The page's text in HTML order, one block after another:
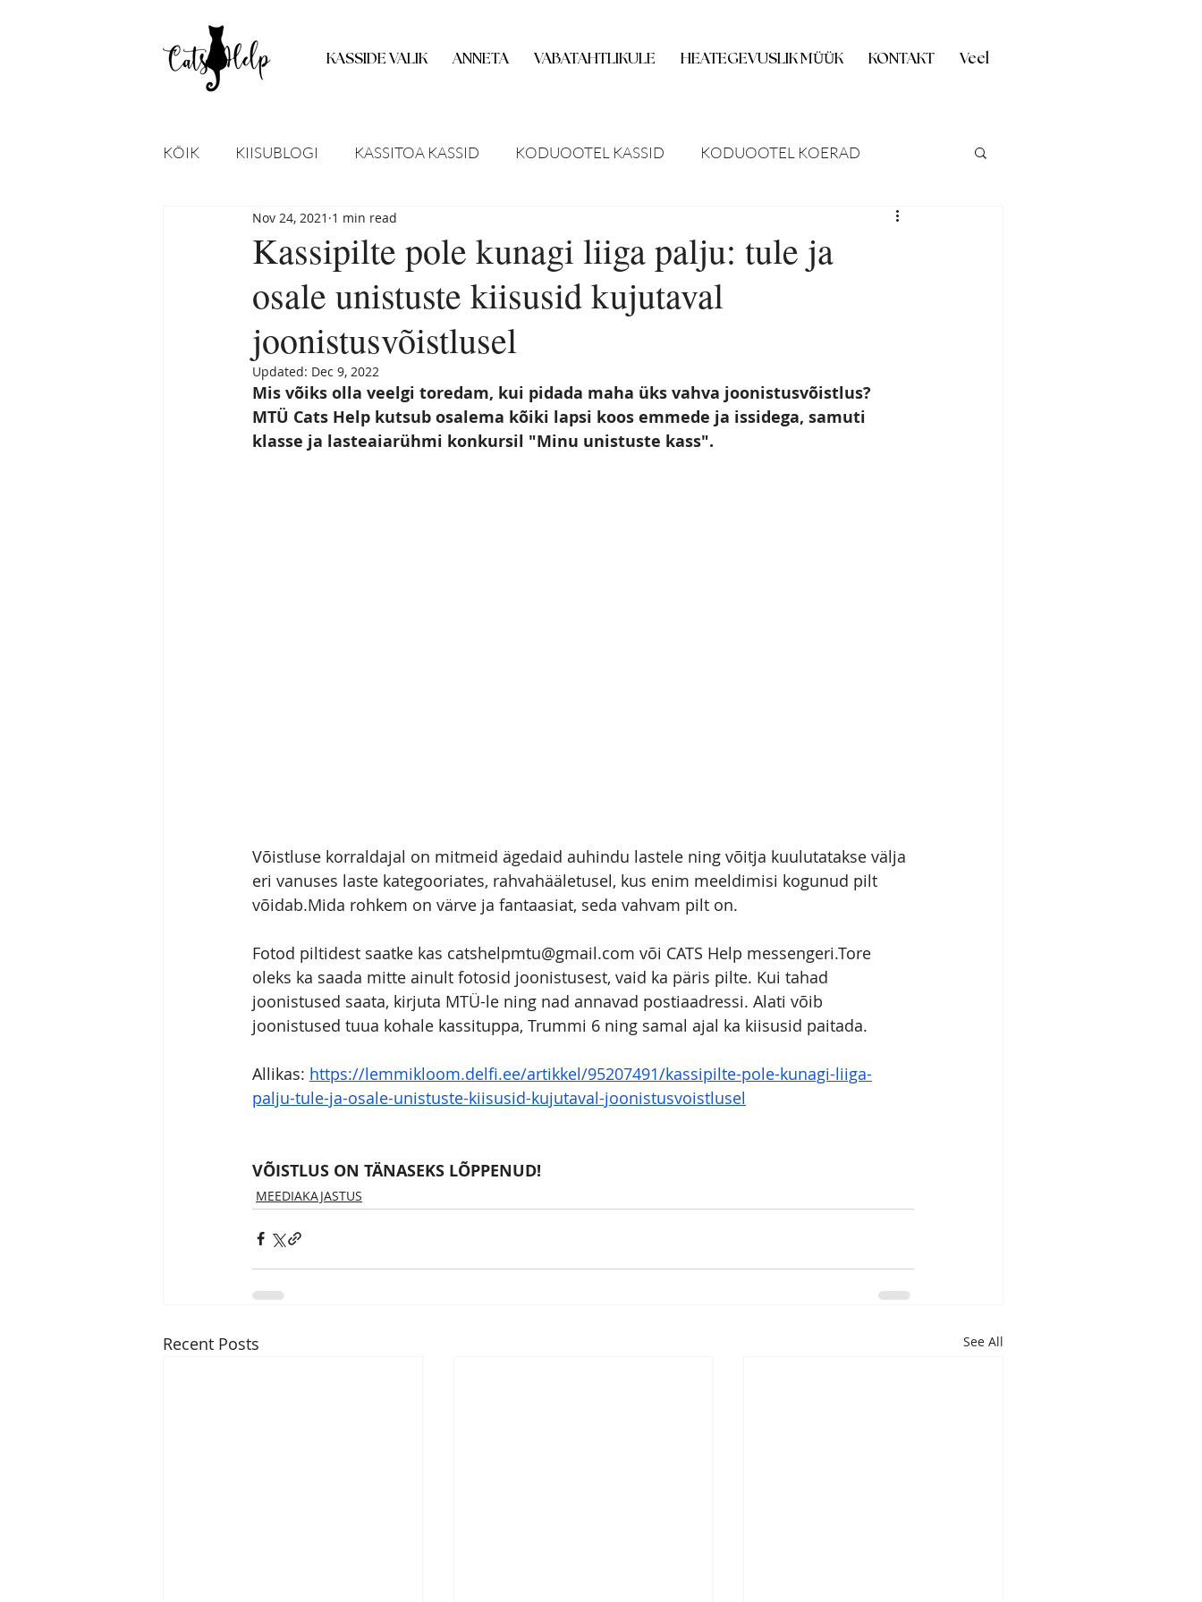
KASSIDE VALIK ANNETA VABATAHTLIKULE HEATEGEVUSLIK MÜÜK KONTAKT Veel
KÕIK KIISUBLOGI KASSITOA KASSID KODUOOTEL KASSID KODUOOTEL KOERAD
LEITUD LOOMAD KODUUUDISED
STATISTIKA UUED TEADMISED HOIUKODU OOTEL KASS KODUS
KASSIPOJAD RAVIPOSTITUSED
Kassipilte pole kunagi liiga palju: tule ja
osale unistuste kiisusid kujutaval
joonistusvõistlusel
Nov 24, 2021 1 min read
Updated: Dec 9, 2022
Mis võiks olla veelgi toredam, kui pidada maha üks vahva joonistusvõistlus?
MTÜ Cats Help kutsub osalema kõiki lapsi koos emmede ja issidega, samuti
klasse ja lasteaiarühmi konkursil "Minu unistuste kass".
Võistluse korraldajal on mitmeid ägedaid auhindu lastele ning võitja kuulutatakse välja
eri vanuses laste kategooriates, rahvahääletusel, kus enim meeldimisi kogunud pilt
võidab.Mida rohkem on värve ja fantaasiat, seda vahvam pilt on.
Fotod piltidest saatke kas catshelpmtu@gmail.com või CATS Help messengeri.Tore
oleks ka saada mitte ainult fotosid joonistusest, vaid ka päris pilte. Kui tahad
joonistused saata, kirjuta MTÜ-le ning nad annavad postiaadressi. Alati võib
joonistused tuua kohale kassituppa, Trummi 6 ning samal ajal ka kiisusid paitada.
Allikas: https://lemmikloom.delfi.ee/artikkel/95207491/kassipilte-pole-kunagi-liiga-
palju-tule-ja-osale-unistuste-kiisusid-kujutaval-joonistusvoistlusel
VÕISTLUS ON TÄNASEKS LÕPPENUD!
MEEDIAKAJASTUS
Recent Posts See All